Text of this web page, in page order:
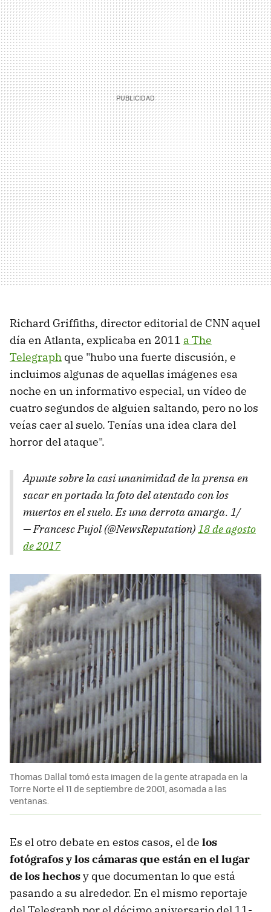
Richard Griffiths, director editorial de CNN aquel
día en Atlanta, explicaba en 2011 a The
Telegraph que "hubo una fuerte discusión, e
incluimos algunas de aquellas imágenes esa
noche en un informativo especial, un vídeo de
cuatro segundos de alguien saltando, pero no los
veías caer al suelo. Tenías una idea clara del
horror del ataque".
Apunte sobre la casi unanimidad de la prensa en
sacar en portada la foto del atentado con los
muertos en el suelo. Es una derrota amarga. 1/
— Francesc Pujol (@NewsReputation)18 de agosto
de 2017
Thomas Dallal tomó esta imagen de la gente atrapada en la
Torre Norte el 11 de septiembre de 2001, asomada a las
ventanas.
Es el otro debate en estos casos, el de los
fotógrafos y los cámaras que están en el lugar
de los hechosy que documentan lo que está
pasando a su alrededor. En el mismo reportaje